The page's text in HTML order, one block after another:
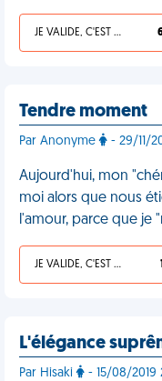
JE VALIDE, C'EST UNE VDM
Tendre moment
Par Anonyme - 29/11/
Aujourd'hui, mon
moi alors que nous
l'amour, parce que je
JE VALIDE, C'EST UNE VDM
L'élégance
Par Hisaki - 15/08/2019